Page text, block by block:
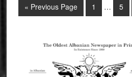
« Previous Page 1 … 5